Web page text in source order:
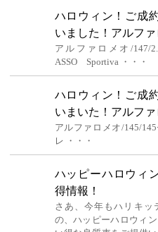
ハロウィン！ご成
いました！アルファ
アルファロメオ/147/
ASSO Sportiva ・・・
ハロウィン！ご成
いまいた！アルファ
アルファロメオ/145/
レ ・・・
ハッピーハロウィ
得情報！
さあ、今年もハリキッ
の、ハッピーハロウィ